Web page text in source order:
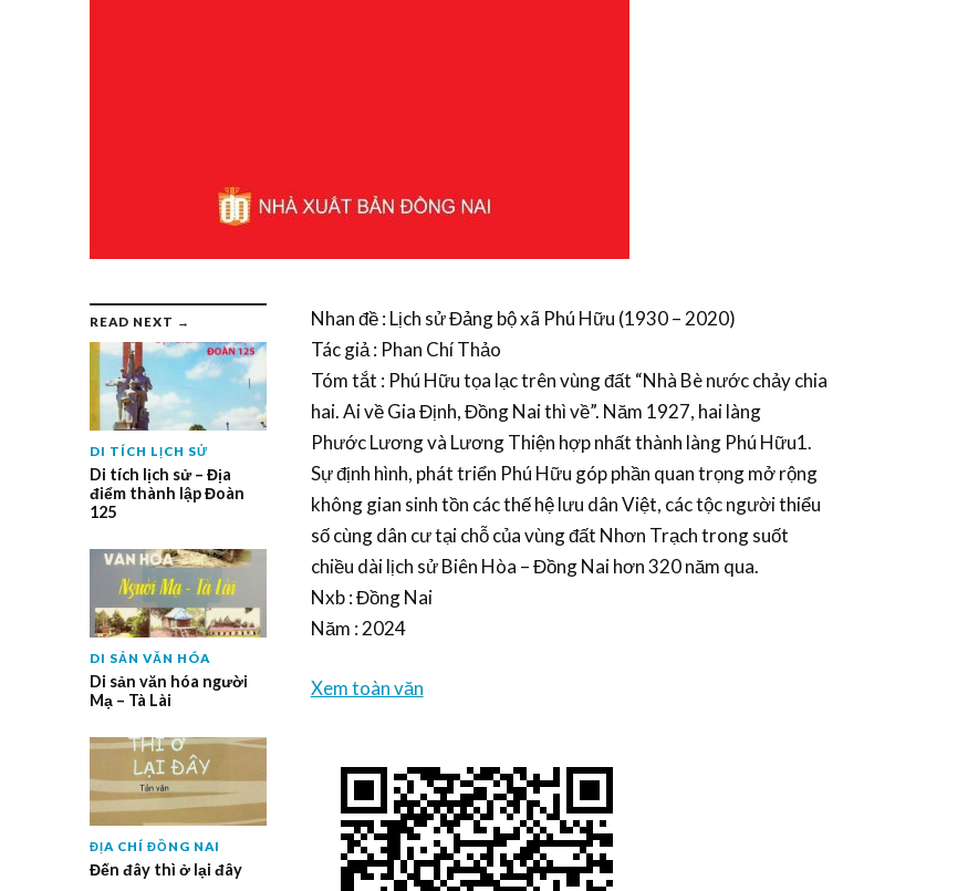
READ NEXT →
DI TÍCH LỊCH SỬ
Di tích lịch sử – Địa
điểm thành lập Đoàn
125
DI SẢN VĂN HÓA
Di sản văn hóa người
Mạ – Tà Lài
ĐỊA CHÍ ĐỒNG NAI
Đến đây thì ở lại đây
Nhan đề : Lịch sử Đảng bộ xã Phú Hữu (1930 – 2020)
Tác giả : Phan Chí Thảo
Tóm tắt : Phú Hữu tọa lạc trên vùng đất “Nhà Bè nước chảy chia
hai. Ai về Gia Định, Đồng Nai thì về”. Năm 1927, hai làng
Phước Lương và Lương Thiện hợp nhất thành làng Phú Hữu1.
Sự định hình, phát triển Phú Hữu góp phần quan trọng mở rộng
không gian sinh tồn các thế hệ lưu dân Việt, các tộc người thiểu
số cùng dân cư tại chỗ của vùng đất Nhơn Trạch trong suốt
chiều dài lịch sử Biên Hòa – Đồng Nai hơn 320 năm qua.
Nxb : Đồng Nai
Năm : 2024
Xem toàn văn